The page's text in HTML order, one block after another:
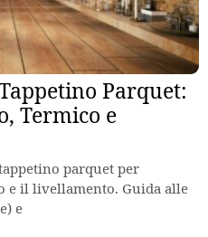
Parquet:
Termico e
parquet per
e il livellamento. Guida alle
e